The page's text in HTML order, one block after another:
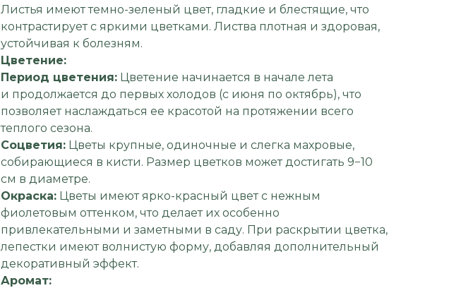
Листья имеют темно-зеленый цвет, гладкие и блестящие, что
контрастирует с яркими цветками. Листва плотная и здоровая,
устойчивая к болезням.
Цветение:
Период цветения: Цветение начинается в начале лета
и продолжается до первых холодов (с июня по октябрь), что
позволяет наслаждаться ее красотой на протяжении всего
теплого сезона.
Соцветия: Цветы крупные, одиночные и слегка махровые,
собирающиеся в кисти. Размер цветков может достигать 9−10
см в диаметре.
Окраска: Цветы имеют ярко-красный цвет с нежным
фиолетовым оттенком, что делает их особенно
привлекательными и заметными в саду. При раскрытии цветка,
лепестки имеют волнистую форму, добавляя дополнительный
декоративный эффект.
Аромат: